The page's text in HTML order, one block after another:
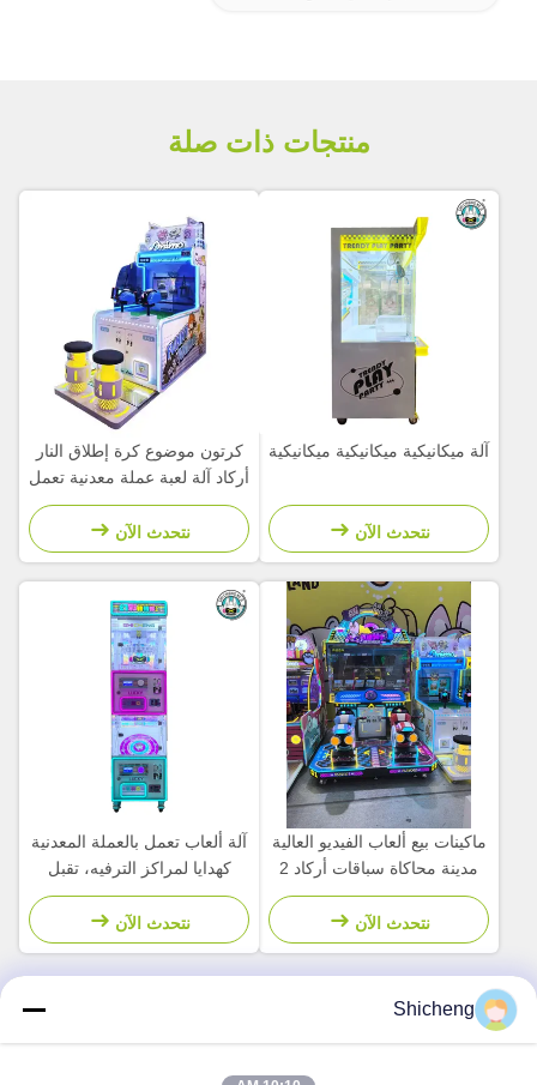
منتجات ذات صلة
آلة ميكانيكية ميكانيكية ميكانيكية
نتحدث الآن
كرتون موضوع كرة إطلاق النار
أركاد آلة لعبة عملة معدنية تعمل
لمنتزه ترفيهي للأطفال
نتحدث الآن
ماكينات بيع ألعاب الفيديو العالية
مدينة محاكاة سباقات أركاد 2
لاعب للأطفال
نتحدث الآن
آلة ألعاب تعمل بالعملة المعدنية
كهدايا لمراكز الترفيه، تقبل
الفواتير
نتحدث الآن
Shicheng